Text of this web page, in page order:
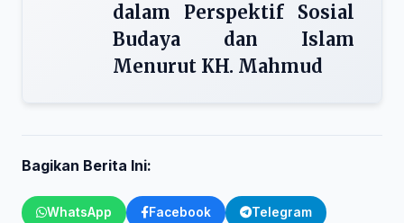
dalam Perspektif Sosial
Budaya dan Islam
Menurut KH. Mahmud
Bagikan Berita Ini:
WhatsApp Facebook Telegram